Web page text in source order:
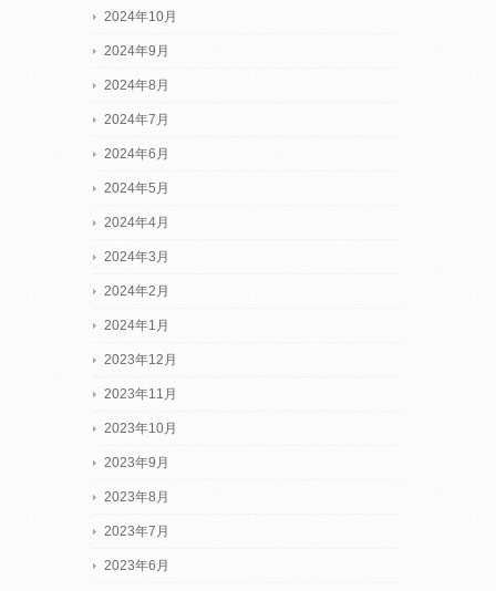
2024年10月
2024年9月
2024年8月
2024年7月
2024年6月
2024年5月
2024年4月
2024年3月
2024年2月
2024年1月
2023年12月
2023年11月
2023年10月
2023年9月
2023年8月
2023年7月
2023年6月